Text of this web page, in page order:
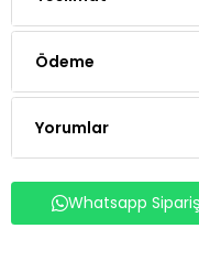
Ödeme
Yorumlar